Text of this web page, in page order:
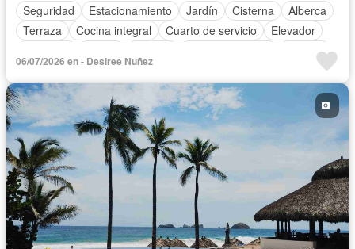
Seguridad
Estacionamiento Jardín Cisterna
Alberca
Terraza
Cocina integral Cuarto de servicio
Elevador
Bodega
Aire acondicionado
Electricidad
Cuarto de Limpieza
Cancha de tenis
Bodega
Zonas verdes
Vista panorámica
Recámara con closet
Caseta de vigilancia
Conserje Wifi
Televisión por cable
Sala polivalente
Sin amueblar
06/07/2026 en - Desiree Nuñez